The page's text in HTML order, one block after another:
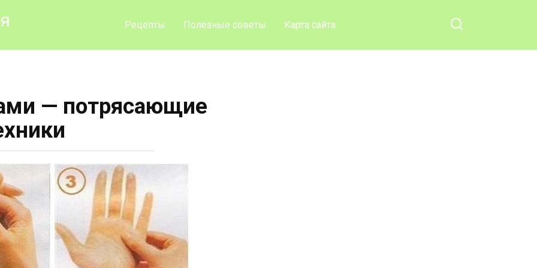
Рецепты Полезные советы Карта сайта
— потрясающие